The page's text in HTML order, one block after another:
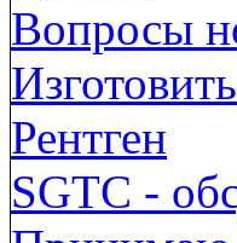
Вопросы
Рентген
SGTC -